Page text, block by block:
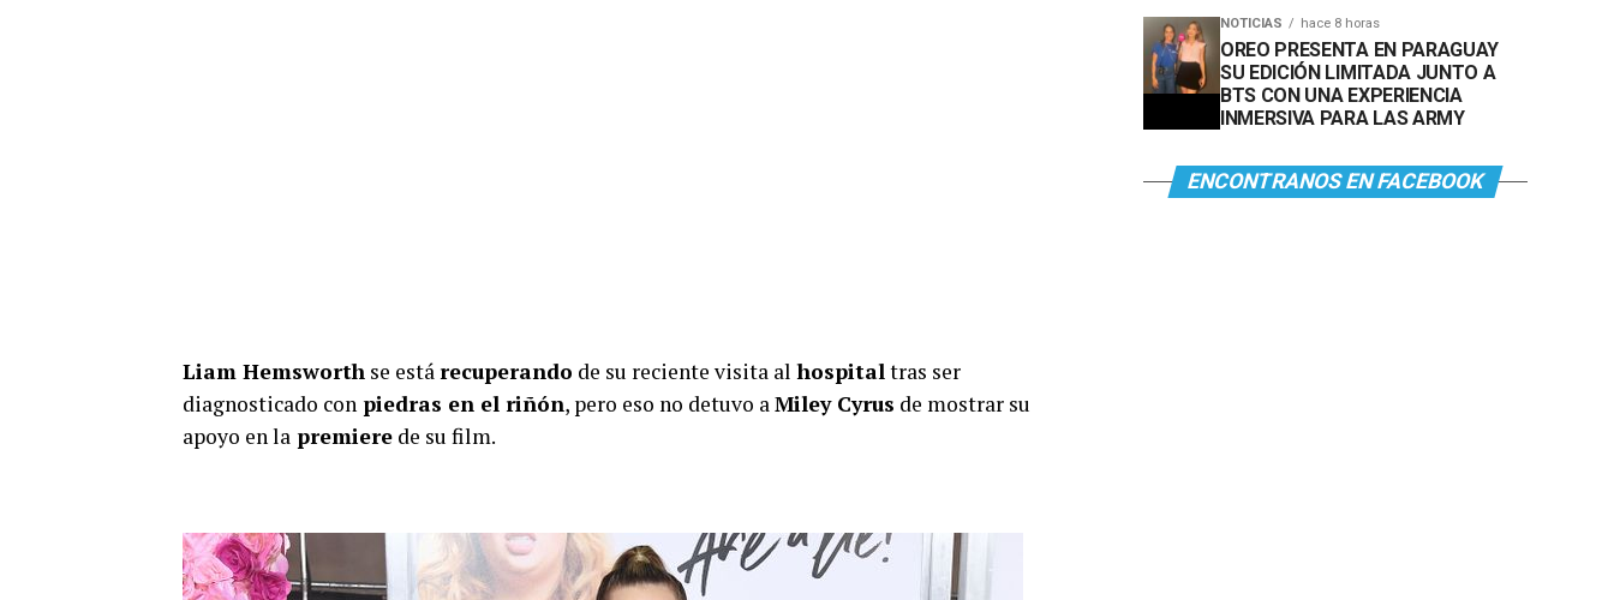
Liam Hemsworth se estárecuperando de su reciente visita al hospitaltras ser
diagnosticado con piedras en el riñón, pero eso no detuvo aMiley Cyrus de mostrar su
apoyo en la premiere de su film.
NOTICIAS hace 8 horas
OREO PRESENTA EN PARAGUAY
SU EDICIÓN LIMITADA JUNTO A
BTS CON UNA EXPERIENCIA
INMERSIVA PARA LAS ARMY
ENCONTRANOS EN FACEBOOK